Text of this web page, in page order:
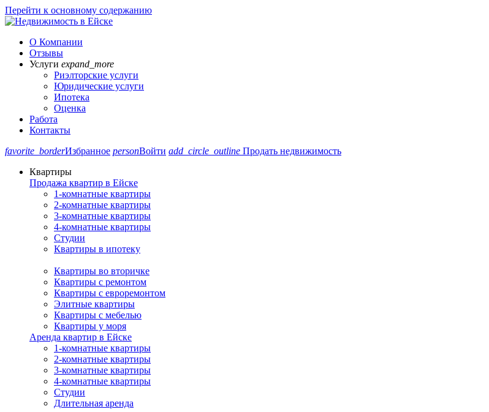
Перейти к основному содержанию
О Компании
Отзывы
Услуги expand_more
Риэлторские услуги
Юридические услуги
Ипотека
Оценка
Работа
Контакты
favorite_borderИзбранное personВойти add_circle_outline Продать недвижимость
Квартиры
Продажа квартир в Ейске
1-комнатные квартиры
2-комнатные квартиры
3-комнатные квартиры
4-комнатные квартиры
Студии
Квартиры в ипотеку
Квартиры во вторичке
Квартиры с ремонтом
Квартиры с евроремонтом
Элитные квартиры
Квартиры с мебелью
Квартиры у моря
Аренда квартир в Ейске
1-комнатные квартиры
2-комнатные квартиры
3-комнатные квартиры
4-комнатные квартиры
Студии
Длительная аренда